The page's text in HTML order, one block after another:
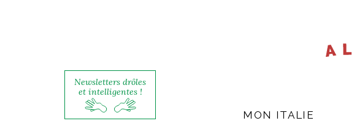
Newsletters drôles
et intelligentes !
MON ITALIE